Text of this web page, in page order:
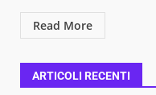
Read More
ARTICOLI RECENTI